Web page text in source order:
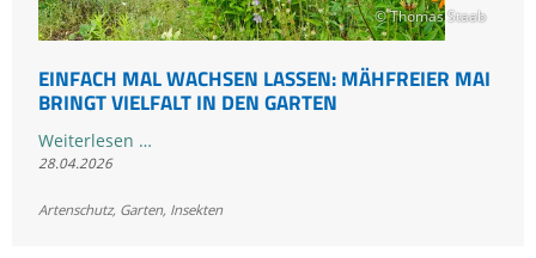
© Thomas Staab
EINFACH MAL WACHSEN LASSEN: MÄHFREIER MAI
BRINGT VIELFALT IN DEN GARTEN
Weiterlesen …Einfach
lassen:
28.04.2026
Artenschutz, Garten, Insekten